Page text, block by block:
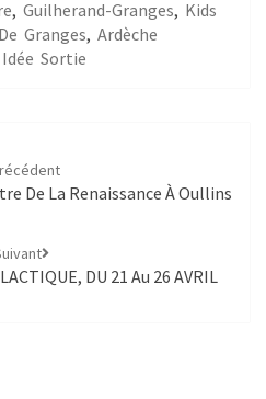
, Guilherand-Granges, Kids
Granges, Ardèche
Idée Sortie
De La Renaissance À Oullins
DU 21 Au 26 AVRIL